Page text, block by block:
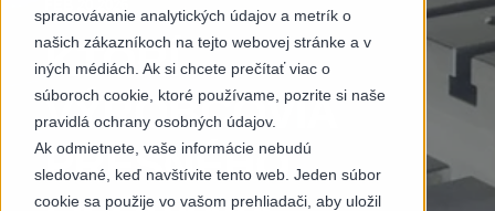
spracovávanie analytických údajov a metrík o
našich zákazníkoch na tejto webovej stránke a v
iných médiách. Ak si chcete prečítať viac o
súboroch cookie, ktoré používame, pozrite si naše
pravidlá ochrany osobných údajov.
Ak odmietnete, vaše informácie nebudú
sledované, keď navštívite tento web. Jeden súbor
cookie sa použije vo vašom prehliadači, aby uložil
KTORÍ
VÝROBCOVIA
PRESNÉHO